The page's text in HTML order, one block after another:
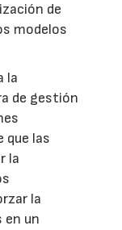
de
modelos
la
de gestión
que las
la
la
en un